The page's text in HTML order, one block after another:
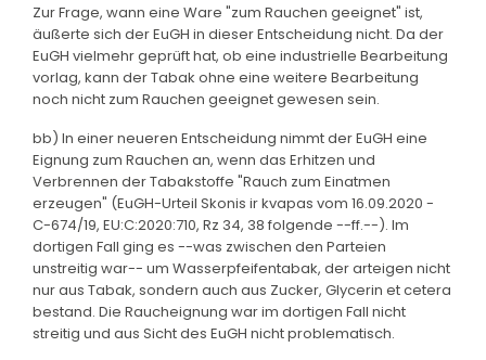
Zur Frage, wann eine Ware "zum Rauchen geeignet" ist,
äußerte sich der EuGH in dieser Entscheidung nicht. Da der
EuGH vielmehr geprüft hat, ob eine industrielle Bearbeitung
vorlag, kann der Tabak ohne eine weitere Bearbeitung
noch nicht zum Rauchen geeignet gewesen sein.
bb) In einer neueren Entscheidung nimmt der EuGH eine
Eignung zum Rauchen an, wenn das Erhitzen und
Verbrennen der Tabakstoffe "Rauch zum Einatmen
erzeugen" (EuGH-Urteil Skonis ir kvapas vom 16.09.2020 -
C-674/19, EU:C:2020:710, Rz 34, 38 folgende --ff.--). Im
dortigen Fall ging es --was zwischen den Parteien
unstreitig war-- um Wasserpfeifentabak, der arteigen nicht
nur aus Tabak, sondern auch aus Zucker, Glycerin et cetera
bestand. Die Raucheignung war im dortigen Fall nicht
streitig und aus Sicht des EuGH nicht problematisch.